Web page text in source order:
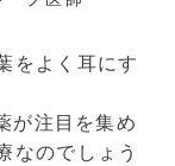
をよく耳にす
が注目を集め
なのでしょう